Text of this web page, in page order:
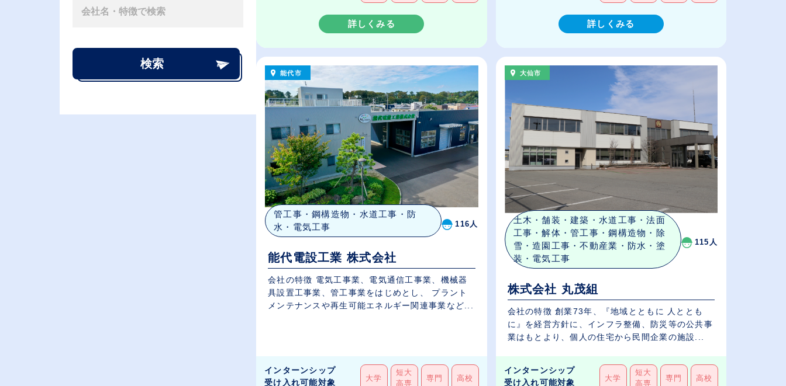
検索
詳しくみる 詳しくみる
能代市
管工事・鋼構造物・水道工事・防
水・電気工事
116人
能代電設工業 株式会社
会社の特徴 電気工事業、電気通信工事業、機械器
具設置工事業、管工事業をはじめとし、 プラント
メンテナンスや再生可能エネルギー関連事業など...
インターンシップ
受け入れ可能対象
大学
短大
高専
専門 高校
大仙市
土木・舗装・建築・水道工事・法面
工事・解体・管工事・鋼構造物・除
雪・造園工事・不動産業・防水・塗
装・電気工事
115人
株式会社 丸茂組
会社の特徴 創業73年、『地域とともに 人ととも
に』を経営方針に、インフラ整備、防災等の公共事
業はもとより、個人の住宅から民間企業の施設...
インターンシップ
受け入れ可能対象
大学
短大
高専
専門 高校